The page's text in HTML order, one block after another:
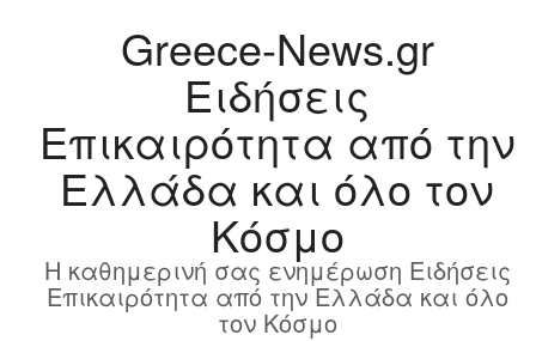
Greece-News.gr
Ειδήσεις
Επικαιρότητα από την
Ελλάδα και όλο τον
Κόσμο
Η καθημερινή σας ενημέρωση Ειδήσεις
Επικαιρότητα από την Ελλάδα και όλο
τον Κόσμο